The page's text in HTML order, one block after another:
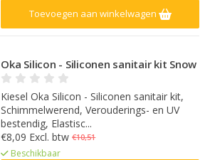
Toevoegen aan winkelwagen
Oka Silicon - Siliconen sanitair kit Snow
Kiesel Oka Silicon - Siliconen sanitair kit,
Schimmelwerend, Verouderings- en UV
bestendig, Elastisc...
€8,09 Excl. btw €10,51
Beschikbaar